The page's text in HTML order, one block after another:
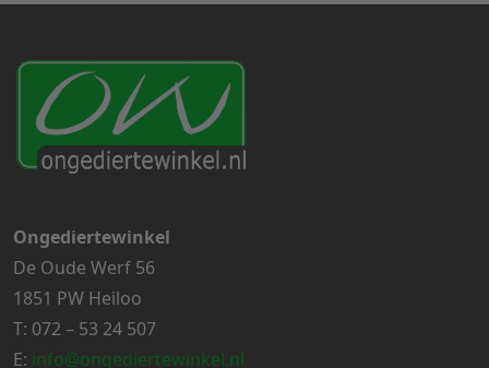
Ongediertewinkel
De Oude Werf 56
1851 PW Heiloo
T: 072 – 53 24 507
E: info@ongediertewinkel.nl